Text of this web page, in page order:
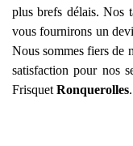
plus brefs délais. Nos
vous fournirons un
Nous sommes fiers de
satisfaction pour nos
Frisquet Ronquerolles.